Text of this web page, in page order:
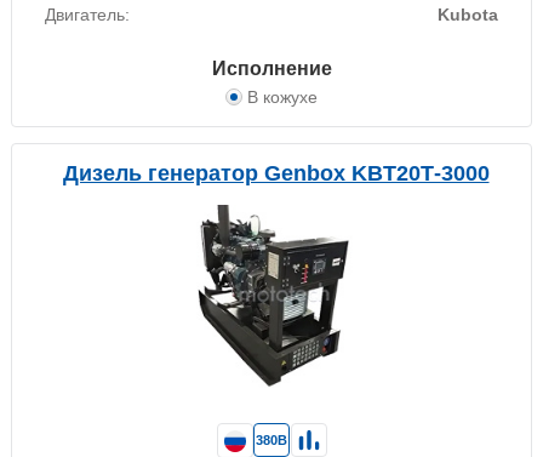
Двигатель:
Kubota
Исполнение
В кожухе
Дизель генератор Genbox KBT20Т-3000
380В